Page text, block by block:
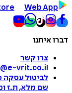
Web App
דברו איתנו
צרו קשר
vrit.co.il
לביטול עסקה
שם מלא, ת.ז